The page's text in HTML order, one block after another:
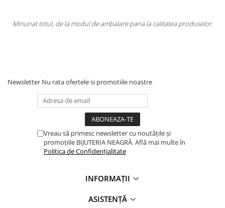
pana la calitatea produselor.
Totul la superlativ! Produsul, fix
Newsletter Nu rata ofertele si promotiile noastre
Vreau să primesc newsletter cu noutățile și
promoțiile BIJUTERIA NEAGRĂ. Află mai multe în
Politica de Confidențialitate
INFORMAȚII
ASISTENȚĂ